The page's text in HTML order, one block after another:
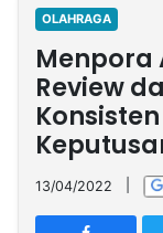
Nasional
International
Olahraga
Entertainment
Daerah
Pariwisata
Kuliner
Kolom
Network
PT
TREETAN
OLAHRAGA
Menpora
Review
13/04/2022